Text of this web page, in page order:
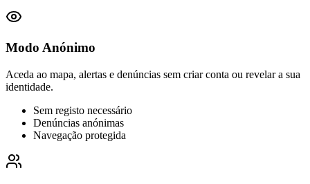
Modo Anónimo
Aceda ao mapa, alertas e denúncias sem criar conta ou revelar a sua
identidade.
Sem registo necessário
Denúncias anónimas
Navegação protegida